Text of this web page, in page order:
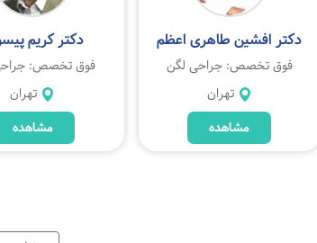
دکتر افشین طاهری اعظم
فوق تخصص: جراحی لگن
تهران
مشاهده
دکتر کریم
فوق تخصص:
تهران
مشاهده